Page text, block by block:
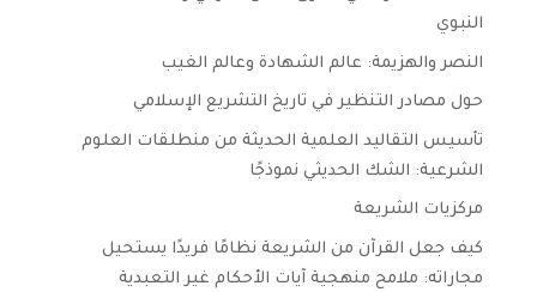
النبوي
النصر والهزيمة: عالم الشهادة وعالم الغيب
حول مصادر التنظير في تاريخ التشريع الإسلامي
تأسيس التقاليد العلمية الحديثة من منطلقات العلوم
الشرعية: الشك الحديثي نموذجًا
مركزيات الشريعة
كيف جعل القرآن من الشريعة نظامًا فريدًا يستحيل
مجاراته: ملامح منهجية آيات الأحكام غير التعبدية